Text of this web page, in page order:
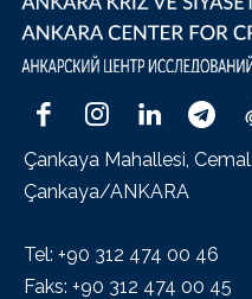
Çankaya Mahallesi,
Çankaya/ANKARA
Tel: +90 312 474 00 46
Faks: +90 312 474 00 45